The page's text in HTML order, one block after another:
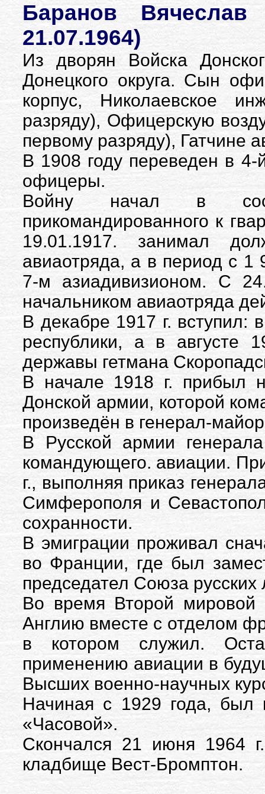
Баранов Вячеслав
21.07.1964)
Из дворян Войска
Донецкого округа. Сын
корпус, Николаевское
разряду), Офицерскую
первому разряду), Гатчине
В 1908 году переведен в
офицеры.
Войну начал в
прикомандированного к
19.01.1917. занимал
авиаотряда, а в период с 1
7-м азиадивизионом. С
начальником авиаотряда
В декабре 1917 г. вступил:
республики, а в августе
державы гетмана
В начале 1918 г. прибыл
Донской армии, которой
произведён в генерал-
В Русской армии
командующего. авиации.
г., выполняя приказ
Симферополя и
сохранности.
В эмиграции проживал
во Франции, где был
председател Союза
Во время Второй
Англию вместе с отделом
в котором служил.
применению авиации в
Высших военно-научных
Начиная с 1929 года, был
«Часовой».
Скончался 21 июня 1964
кладбище Вест-Бромптон.